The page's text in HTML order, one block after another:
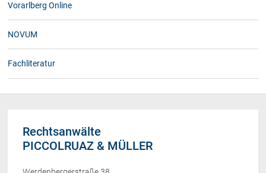
Vorarlberg Online
NOVUM
Fachliteratur
Rechtsanwälte
PICCOLRUAZ & MÜLLER